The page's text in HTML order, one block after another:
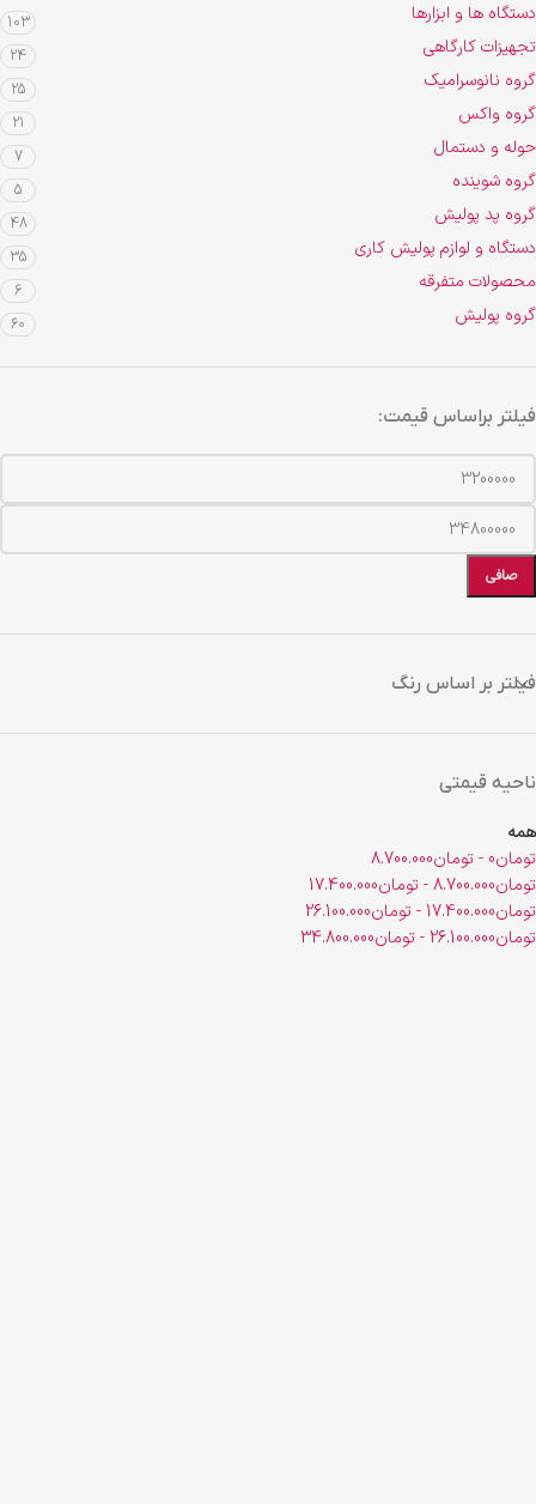
دستگاه ها و ابزارها 103
تجهیزات کارگاهی 24
گروه نانوسرامیک 25
گروه واکس 21
حوله و دستمال 7
گروه شوینده 5
گروه پد پولیش 48
دستگاه و لوازم پولیش کاری 35
محصولات متفرقه 6
گروه پولیش 60
فیلتر براساس قیمت:
صافی
فیلتر بر اساس رنگ
ناحیه قیمتی
همه
تومان0
- تومان8.700.000
تومان8.700.000
- تومان17.400.000
تومان17.400.000
- تومان26.100.000
تومان26.100.000
- تومان34.800.000